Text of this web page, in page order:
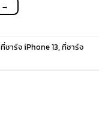
→
ที่ชาร์จ iPhone 13, ที่ชาร์จ